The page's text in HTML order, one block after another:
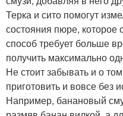
Терка и сито помогут
состояния пюре, которое
способ требует больше
получить максимально
Не стоит забывать и о
приготовить и вовсе без
Например, банановый